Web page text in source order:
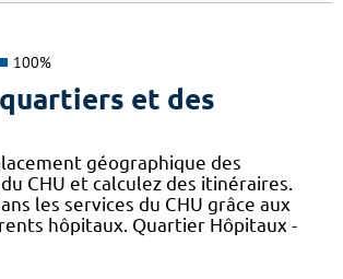
100%
et des
géographique des
CHU et calculez des itinéraires.
les services du CHU grâce aux
hôpitaux. Quartier Hôpitaux -